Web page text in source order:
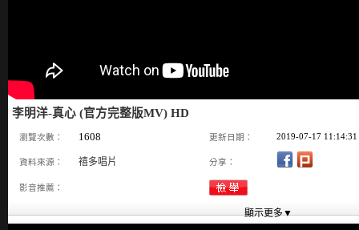
李明洋-真心 (官方完整版MV) HD
瀏覽次數： 1608 更新日期： 2019-07-17 11:14:31
資料來源： 禧多唱片 分享：
影音推薦：